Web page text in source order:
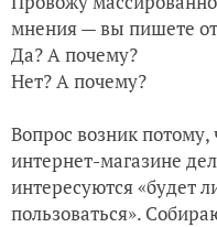
мнения — вы пишете
Да? А почему?
Нет? А почему?
Вопрос возник потому,
интернет-магазине
интересуются «будет
пользоваться».